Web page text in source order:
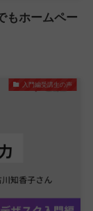
もホームペー
入門編受講生の声